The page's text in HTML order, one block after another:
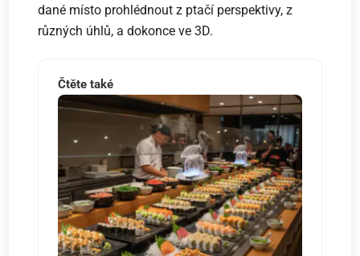
dané místo prohlédnout z ptačí perspektivy, z
různých úhlů, a dokonce ve 3D.
Čtěte také